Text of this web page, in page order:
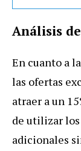
Análisis
En cuanto a
las ofertas
atraer a un
de utilizar
adicionales